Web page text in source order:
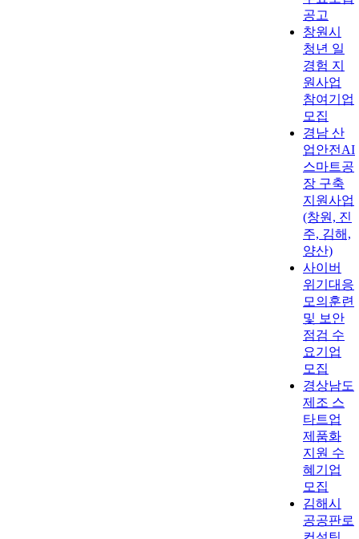
공고
창원시
청년 일
경험 지
원사업
참여기업
모집
경남 산
업안전AI
스마트공
장 구축
지원사업
(창원, 진
주, 김해,
양산)
사이버
위기대응
모의훈련
및 보안
점검 수
요기업
모집
경상남도
제조 스
타트업
제품화
지원 수
혜기업
모집
김해시
공공판로